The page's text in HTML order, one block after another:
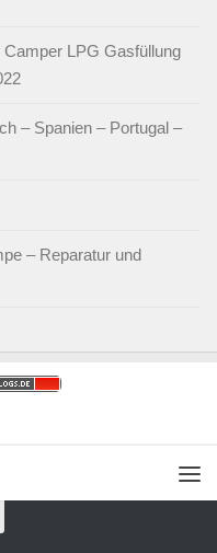
LPG Gasfüllung
– Spanien – Portugal –
– Reparatur und